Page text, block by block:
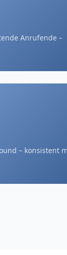
Anrufende –
– konsistent